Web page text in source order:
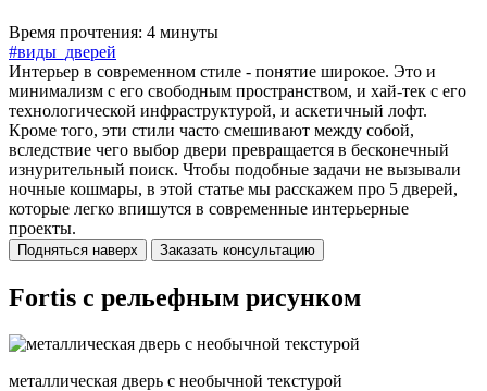
Время прочтения: 4 минуты
#виды_дверей
Интерьер в современном стиле - понятие широкое. Это и
минимализм с его свободным пространством, и хай-тек с его
технологической инфраструктурой, и аскетичный лофт.
Кроме того, эти стили часто смешивают между собой,
вследствие чего выбор двери превращается в бесконечный
изнурительный поиск. Чтобы подобные задачи не вызывали
ночные кошмары, в этой статье мы расскажем про 5 дверей,
которые легко впишутся в современные интерьерные
проекты.
Подняться наверх Заказать консультацию
Fortis с рельефным рисунком
металлическая дверь с необычной текстурой